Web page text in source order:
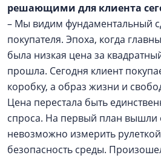
решающими для клиента
– Мы видим фундаментальный
покупателя. Эпоха, когда
была низкая цена за
прошла. Сегодня клиент
коробку, а образ жизни и
Цена перестала быть
спроса. На первый план вышли
невозможно измерить
безопасность среды.